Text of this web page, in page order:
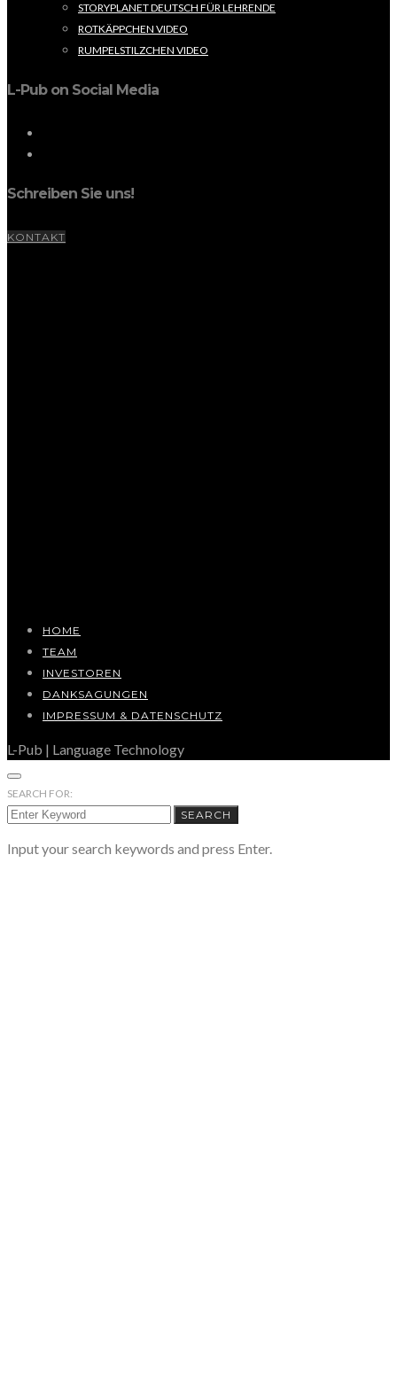
STORYPLANET DEUTSCH FÜR LEHRENDE
ROTKÄPPCHEN VIDEO
RUMPELSTILZCHEN VIDEO
L-Pub on Social Media
Schreiben Sie uns!
KONTAKT
HOME
TEAM
INVESTOREN
DANKSAGUNGEN
IMPRESSUM & DATENSCHUTZ
L-Pub | Language Technology
SEARCH FOR:
SEARCH
Input your search keywords and press Enter.